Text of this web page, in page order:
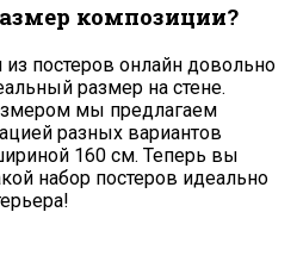
композиции?
постеров онлайн довольно
размер на стене.
мы предлагаем
разных вариантов
160 см. Теперь вы
набор постеров идеально